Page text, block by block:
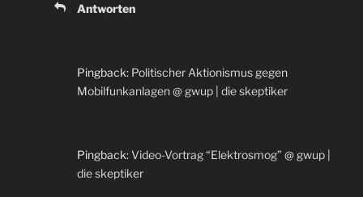
Antworten
Pingback: Politischer Aktionismus gegen
Mobilfunkanlagen @ gwup | die skeptiker
Pingback:Video-Vortrag “Elektrosmog” @ gwup |
die skeptiker